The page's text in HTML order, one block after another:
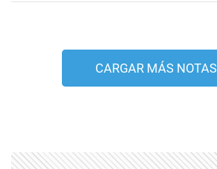
CARGAR MÁS NOTAS